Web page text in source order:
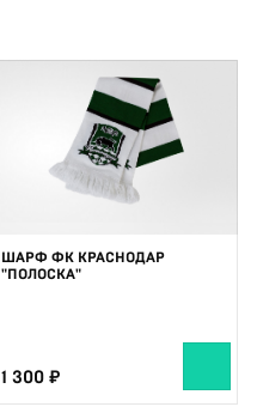
ШАРФ ФК КРАСНОДАР
"ПОЛОСКА"
1 300